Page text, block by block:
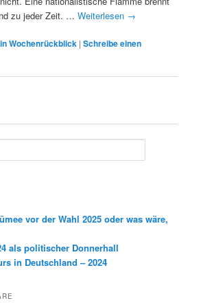
zu jeder Zeit. …Weiterlesen →
Wochenrückblick |Schreibe einen
vor der Wahl 2025 oder was wäre,
als politischer Donnerhall
in Deutschland – 2024